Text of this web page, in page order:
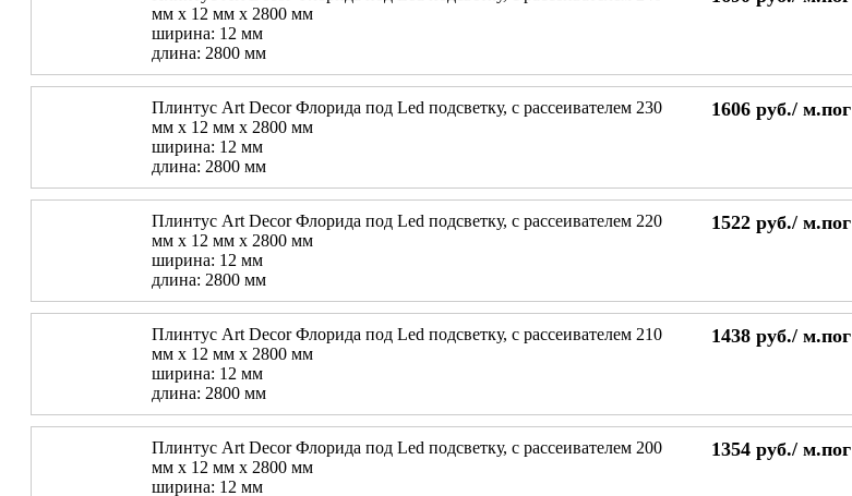
мм х 12 мм х 2800 мм
ширина: 12 мм
длина: 2800 мм
Плинтус Art Decor Флорида под Led подсветку, с рассеивателем 230
мм х 12 мм х 2800 мм
ширина: 12 мм
длина: 2800 мм
1606 руб./ м.пог
Плинтус Art Decor Флорида под Led подсветку, с рассеивателем 220
мм х 12 мм х 2800 мм
ширина: 12 мм
длина: 2800 мм
1522 руб./ м.пог
Плинтус Art Decor Флорида под Led подсветку, с рассеивателем 210
мм х 12 мм х 2800 мм
ширина: 12 мм
длина: 2800 мм
1438 руб./ м.пог
Плинтус Art Decor Флорида под Led подсветку, с рассеивателем 200
мм х 12 мм х 2800 мм
ширина: 12 мм
1354 руб./ м.пог